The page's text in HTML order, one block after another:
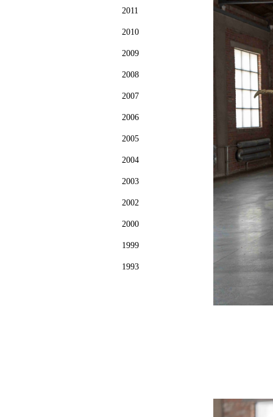
2011
2010
2009
2008
2007
2006
2005
2004
2003
2002
2000
1999
1993